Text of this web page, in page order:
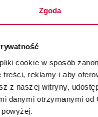
Zgoda
cookie w sposób
treści, reklamy i aby
z naszej witryny,
danymi otrzymanymi